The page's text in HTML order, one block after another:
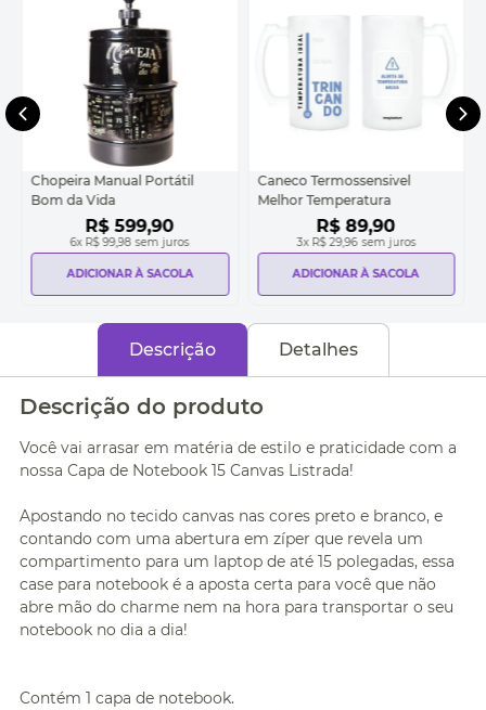
Chopeira Manual Portátil
Bom da Vida
R$ 599,90
6x R$ 99,98 sem juros
ADICIONAR À SACOLA
Caneco Termossensivel
Melhor Temperatura
R$ 89,90
3x R$ 29,96 sem juros
ADICIONAR À SACOLA
Descrição Detalhes
Descrição do produto
Você vai arrasar em matéria de estilo e praticidade com a
nossa Capa de Notebook 15 Canvas Listrada!
Apostando no tecido canvas nas cores preto e branco, e
contando com uma abertura em zíper que revela um
compartimento para um laptop de até 15 polegadas, essa
case para notebook é a aposta certa para você que não
abre mão do charme nem na hora para transportar o seu
notebook no dia a dia!
Contém 1 capa de notebook.